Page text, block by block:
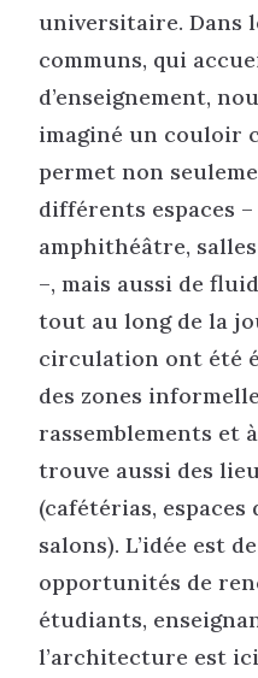
universitaire. Dans
communs, qui
d’enseignement,
imaginé un couloir
permet non
différents espaces –
amphithéâtre,
–, mais aussi de
tout au long de la
circulation ont été
des zones
rassemblements et
trouve aussi des
(cafétérias,
salons). L’idée est
opportunités de
étudiants,
l’architecture est